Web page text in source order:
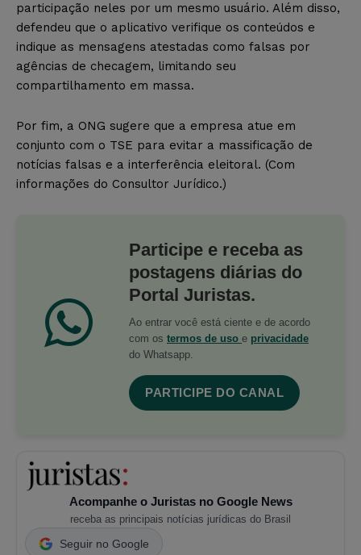
participação neles por um mesmo usuário. Além disso,
defendeu que o aplicativo verifique os conteúdos e
indique as mensagens atestadas como falsas por
agências de checagem, limitando seu
compartilhamento em massa.
Por fim, a ONG sugere que a empresa atue em
conjunto com o TSE para evitar a massificação de
notícias falsas e a interferência eleitoral. (Com
informações do Consultor Jurídico.)
Participe e receba as
postagens diárias do
Portal Juristas.
Ao entrar você está ciente e de acordo
com os termos de uso e privacidade
do Whatsapp.
PARTICIPE DO CANAL
Acompanhe o Juristas no Google News
receba as principais notícias jurídicas do Brasil
Seguir no Google